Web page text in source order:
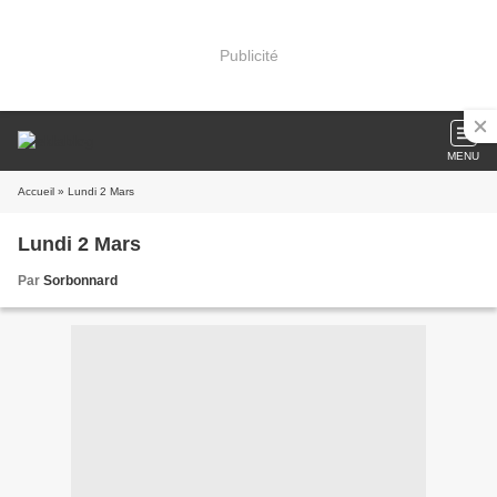
Publicité
MENU
Accueil » Lundi 2 Mars
Lundi 2 Mars
Par Sorbonnard